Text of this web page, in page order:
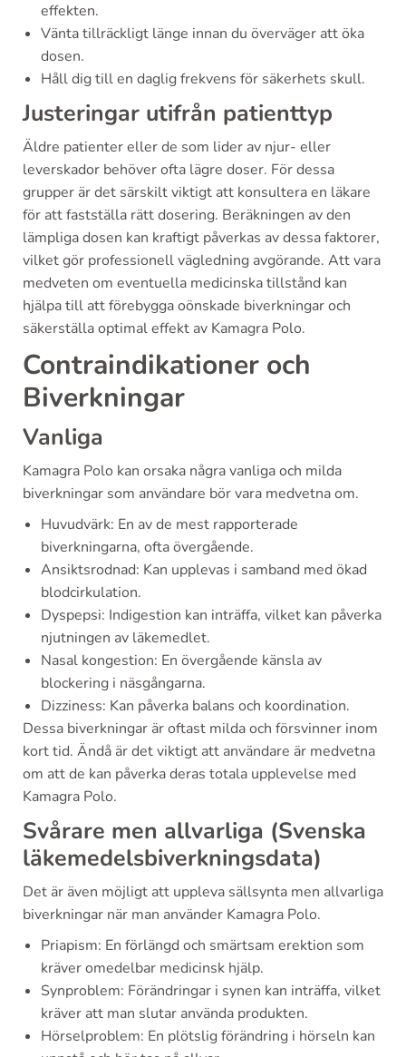
effekten.
Vänta tillräckligt länge innan du överväger att öka
dosen.
Håll dig till en daglig frekvens för säkerhets skull.
Justeringar utifrån patienttyp
Äldre patienter eller de som lider av njur- eller
leverskador behöver ofta lägre doser. För dessa
grupper är det särskilt viktigt att konsultera en läkare
för att fastställa rätt dosering. Beräkningen av den
lämpliga dosen kan kraftigt påverkas av dessa faktorer,
vilket gör professionell vägledning avgörande. Att vara
medveten om eventuella medicinska tillstånd kan
hjälpa till att förebygga oönskade biverkningar och
säkerställa optimal effekt av Kamagra Polo.
Contraindikationer och
Biverkningar
Vanliga
Kamagra Polo kan orsaka några vanliga och milda
biverkningar som användare bör vara medvetna om.
Huvudvärk: En av de mest rapporterade
biverkningarna, ofta övergående.
Ansiktsrodnad: Kan upplevas i samband med ökad
blodcirkulation.
Dyspepsi: Indigestion kan inträffa, vilket kan påverka
njutningen av läkemedlet.
Nasal kongestion: En övergående känsla av
blockering i näsgångarna.
Dizziness: Kan påverka balans och koordination.
Dessa biverkningar är oftast milda och försvinner inom
kort tid. Ändå är det viktigt att användare är medvetna
om att de kan påverka deras totala upplevelse med
Kamagra Polo.
Svårare men allvarliga (Svenska
läkemedelsbiverkningsdata)
Det är även möjligt att uppleva sällsynta men allvarliga
biverkningar när man använder Kamagra Polo.
Priapism: En förlängd och smärtsam erektion som
kräver omedelbar medicinsk hjälp.
Synproblem: Förändringar i synen kan inträffa, vilket
kräver att man slutar använda produkten.
Hörselproblem: En plötslig förändring i hörseln kan